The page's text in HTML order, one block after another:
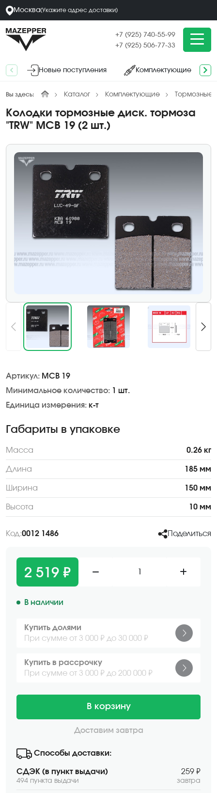
Москва(Укажите адрес доставки)
+7 (925) 740-55-99
+7 (925) 506-77-33
Новые поступления Комплектующие
Вы здесь: Каталог Комплектующие Тормозные
Колодки тормозные диск. тормоза
"TRW" MCB 19 (2 шт.)
Артикул: MCB 19
Минимальное количество: 1 шт.
Единица измерения: к-т
Габариты в упаковке
Масса 0.26 кг
Длина 185 мм
Ширина 150 мм
Высота 10 мм
Код:0012 1486 Поделиться
2 519 ₽
В наличии
Купить долями
При сумме от 3 000 ₽ до 30 000 ₽
Купить в рассрочку
При сумме от 3 000 ₽ до 200 000 ₽
В корзину
Доставим завтра
Способы доставки:
СДЭК (в пункт выдачи)
494 пункта выдачи
259 ₽
завтра